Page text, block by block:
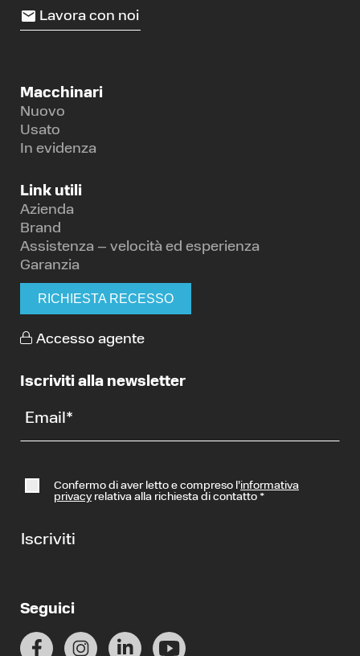
Lavora con noi
Macchinari
Nuovo
Usato
In evidenza
Link utili
Azienda
Brand
Assistenza – velocità ed esperienza
Garanzia
RICHIESTA RECESSO
Accesso agente
Iscriviti alla newsletter
Email *
Confermo di aver letto e compreso l’informativa
privacyrelativa alla richiesta di contatto *
Iscriviti
Seguici